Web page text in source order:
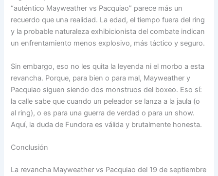
“auténtico Mayweather vs Pacquiao” parece más un
recuerdo que una realidad. La edad, el tiempo fuera del ring
y la probable naturaleza exhibicionista del combate indican
un enfrentamiento menos explosivo, más táctico y seguro.
Sin embargo, eso no les quita la leyenda ni el morbo a esta
revancha. Porque, para bien o para mal, Mayweather y
Pacquiao siguen siendo dos monstruos del boxeo. Eso sí:
la calle sabe que cuando un peleador se lanza a la jaula (o
al ring), o es para una guerra de verdad o para un show.
Aquí, la duda de Fundora es válida y brutalmente honesta.
Conclusión
La revancha Mayweather vs Pacquiao del 19 de septiembre